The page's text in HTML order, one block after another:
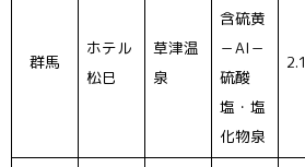
群馬
ホテル
松巳
草津温
泉
含硫黄
－Al－
硫酸
塩・塩
化物泉
2.1